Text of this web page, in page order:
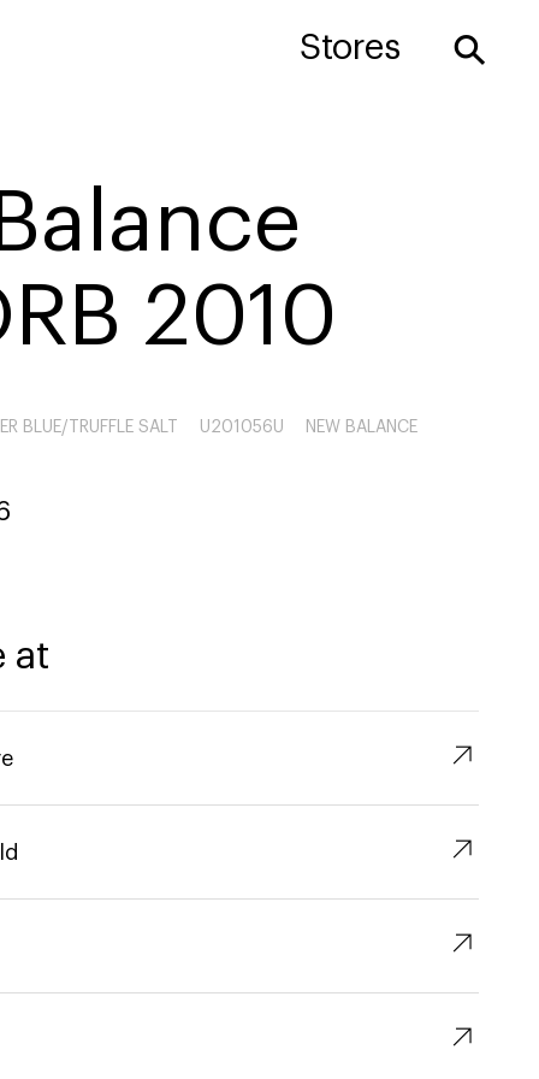
Stores ⚲
2010
BLUE/TRUFFLE SALT U201056U NEW BALANCE
at
↗︎
↗︎
↗︎
↗︎